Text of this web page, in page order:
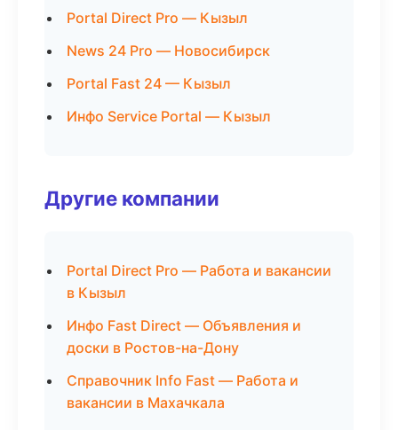
Portal Direct Pro — Кызыл
News 24 Pro — Новосибирск
Portal Fast 24 — Кызыл
Инфо Service Portal — Кызыл
Другие компании
Portal Direct Pro — Работа и вакансии
в Кызыл
Инфо Fast Direct — Объявления и
доски в Ростов-на-Дону
Справочник Info Fast — Работа и
вакансии в Махачкала